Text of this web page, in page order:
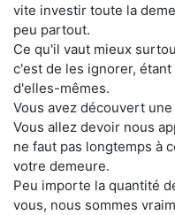
vite investir toute la
peu partout.
Ce qu'il vaut mieux
c'est de les ignorer,
d'elles-mêmes.
Vous avez découvert
Vous allez devoir nous
ne faut pas longtemps à
votre demeure.
Peu importe la quantité
vous, nous sommes